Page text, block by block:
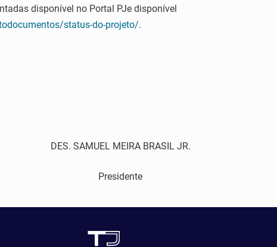
disponível no Portal PJe disponível
status-do-projeto/.
DES. SAMUEL MEIRA BRASIL JR.
Presidente